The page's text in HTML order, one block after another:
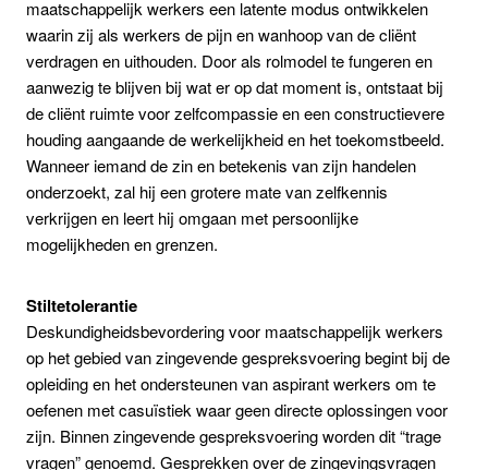
maatschappelijk werkers een latente modus ontwikkelen
waarin zij als werkers de pijn en wanhoop van de cliënt
verdragen en uithouden. Door als rolmodel te fungeren en
aanwezig te blijven bij wat er op dat moment is, ontstaat bij
de cliënt ruimte voor zelfcompassie en een constructievere
houding aangaande de werkelijkheid en het toekomstbeeld.
Wanneer iemand de zin en betekenis van zijn handelen
onderzoekt, zal hij een grotere mate van zelfkennis
verkrijgen en leert hij omgaan met persoonlijke
mogelijkheden en grenzen.
Stiltetolerantie
Deskundigheidsbevordering voor maatschappelijk werkers
op het gebied van zingevende gespreksvoering begint bij de
opleiding en het ondersteunen van aspirant werkers om te
oefenen met casuïstiek waar geen directe oplossingen voor
zijn. Binnen zingevende gespreksvoering worden dit “trage
vragen” genoemd. Gesprekken over de zingevingsvragen